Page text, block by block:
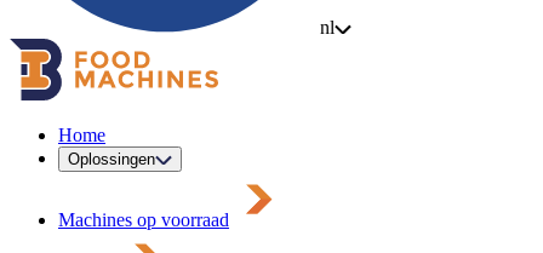
nl
Home
Oplossingen
Machines op voorraad